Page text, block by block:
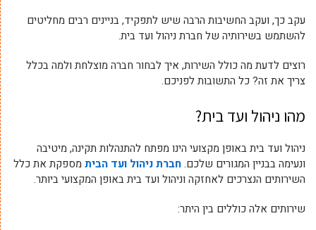
עקב כך, ועקב החשיבות הרבה שיש לתפקיד, בניינים רבים מחליטים
להשתמש בשירותיה של חברת ניהול ועד בית.
רוצים לדעת מה כולל השירות, איך לבחור חברה מוצלחת ולמה בכלל
צריך את זה? כל התשובות לפניכם.
מהו ניהול ועד בית?
ניהול ועד בית באופן מקצועי הינו מפתח להתנהלות תקינה, מיטיבה
ונעימה בבניין המגורים שלכם.חברת ניהול ועד הבית מספקת את כלל
השירותים הנצרכים לאחזקה וניהול ועד בית באופן המקצועי ביותר.
שירותים אלה כוללים בין היתר: